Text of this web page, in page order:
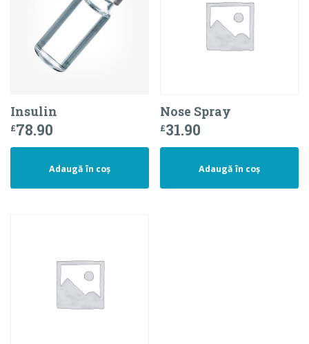
Insulin
£78.90
Adaugă în coș
Nose Spray
£31.90
Adaugă în coș